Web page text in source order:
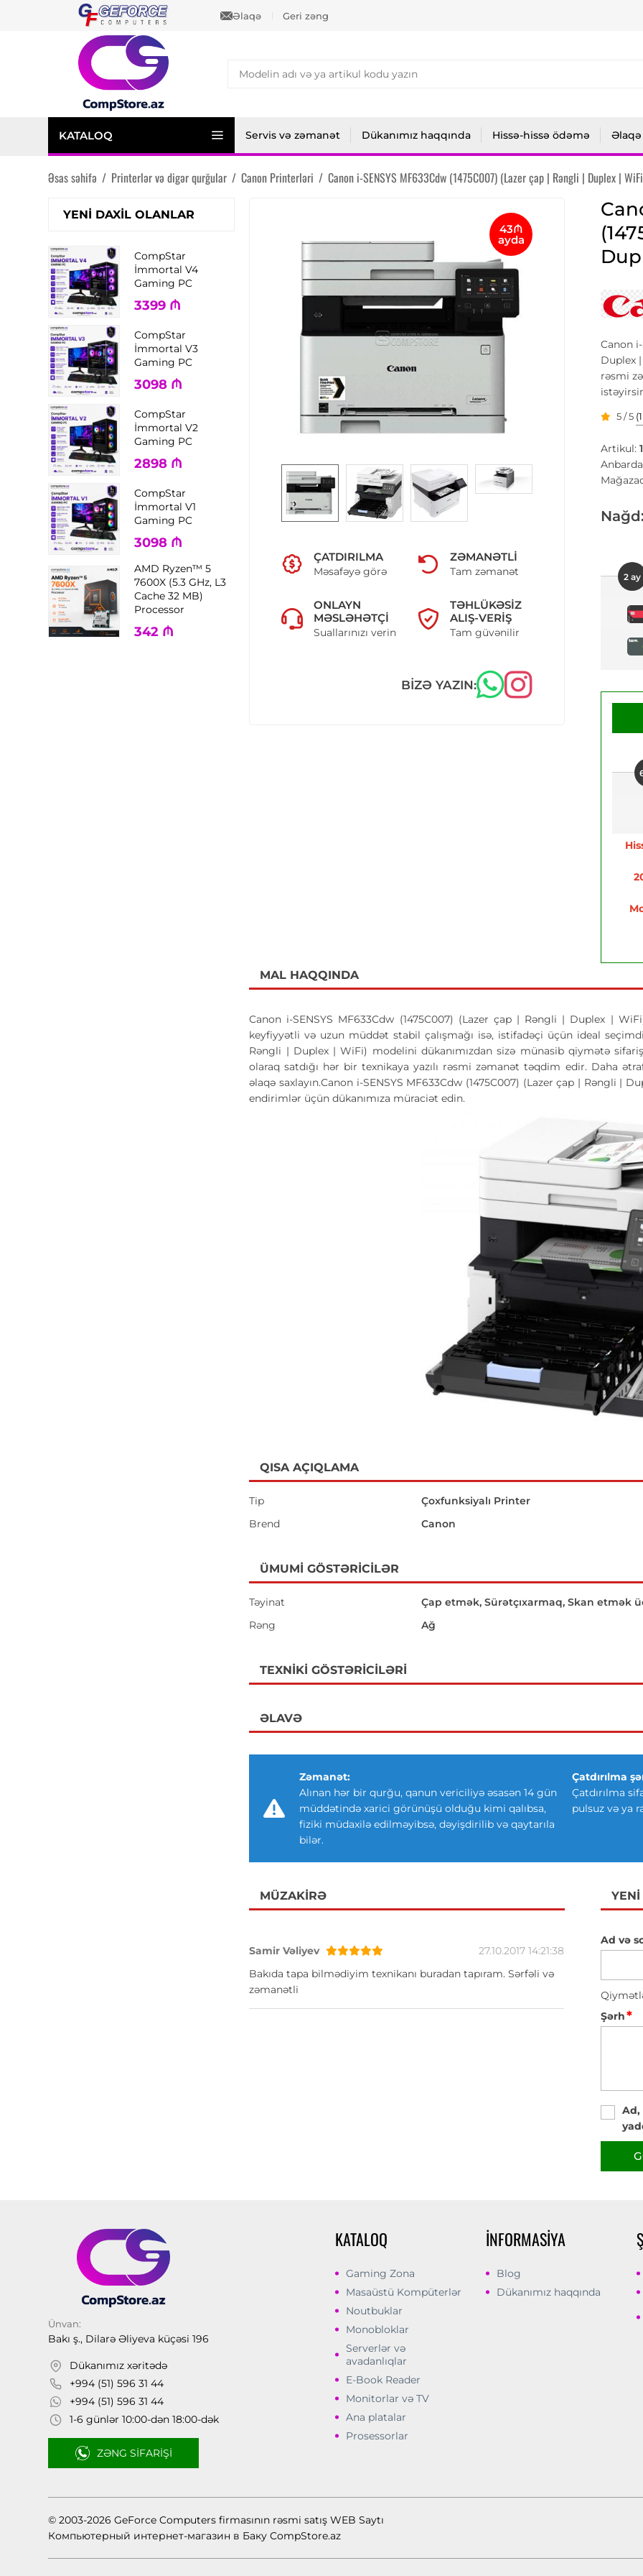
Əlaqə Geri zəng
KATALOQ Servis və zəmanət Dükanımız haqqında Hissə-hissə ödəmə Əlaqə
Əsas səhifə / Printerlər və digər qurğular / Canon Printerləri / Canon i-SENSYS MF633Cdw (1475C007) (Lazer çap | Rəngli | Duplex |
YENI DAXIL OLANLAR
CompStar
İmmortal V4
Gaming PC
3399 ₼
CompStar
İmmortal V3
Gaming PC
3098 ₼
CompStar
İmmortal V2
Gaming PC
2898 ₼
CompStar
İmmortal V1
Gaming PC
3098 ₼
AMD Ryzen™ 5
7600X (5.3 GHz, L3
Cache 32 MB)
Processor
342 ₼
43₼
ayda
ÇATDIRILMA
Məsafəyə görə
ZƏMANƏTLI
Tam zəmanət
ONLAYN
MƏSLƏHƏTÇI
Suallarınızı verin
TƏHLÜKƏSIZ
ALIŞ-VERIŞ
Tam güvənilir
BIZƏ YAZIN:
Canon
Duplex
rəsmi
5 / 5
Artikul:
2 ay
MAL HAQQINDA
Canon i-SENSYS MF633Cdw (1475C007) (Lazer çap | Rəngli | Duplex |
keyfiyyətli və uzun müddət stabil çalışmağı isə, istifadəçi üçün ideal
Rəngli | Duplex | WiFi) modelini dükanımızdan sizə münasib qiymətə
olaraq satdığı hər bir texnikaya yazılı rəsmi zəmanət təqdim edir. Daha
əlaqə saxlayın.Canon i-SENSYS MF633Cdw (1475C007) (Lazer çap | Rəngli |
endirimlər üçün dükanımıza müraciət edin.
QISA AÇIQLAMA
Tip
Çoxfunksiyalı Printer
Brend
Canon
ÜMUMI GÖSTƏRICILƏR
Təyinat
Çap etmək, Sürətçıxarmaq, Skan etmək
Rəng
Ağ
TEXNIKI GÖSTƏRICILƏRI
ƏLAVƏ
Zəmanət:
Alınan hər bir qurğu, qanun vericiliyə əsasən 14 gün
müddətində xarici görünüşü olduğu kimi qalıbsa,
fiziki müdaxilə edilməyibsə, dəyişdirilib və qaytarıla
bilər.
Çatdırılma
Çatdırılma
pulsuz və ya
MÜZAKIRƏ
Samir Vəliyev
27.10.2017 14:21:38
Bakıda tapa bilmədiyim texnikanı buradan tapıram. Sərfəli və
zəmanətli
YENI
Ad və
Şərh*
Ad,
Ünvan:
Bakı ş., Dilarə Əliyeva küçəsi 196
Dükanımız xəritədə
+994 (51) 596 31 44
+994 (51) 596 31 44
1-6 günlər 10:00-dən 18:00-dək
ZƏNG SIFARIŞI
KATALOQ
Gaming Zona
Masaüstü Kompüterlər
Noutbuklar
Monobloklar
Serverlər və
avadanlıqlar
E-Book Reader
Monitorlar və TV
Ana platalar
Prosessorlar
İNFORMASIYA
Blog
Dükanımız haqqında
© 2003-2026 GeForce Computers firmasının rəsmi satış WEB Saytı
Компьютерный интернет-магазин в Баку CompStore.az